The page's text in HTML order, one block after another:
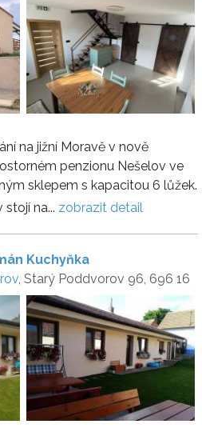
na jižní Moravě v nově
penzionu Nešelov ve
sklepem s kapacitou 6 lůžek.
stojí na... zobrazit detail
Kuchyňka
, Starý Poddvorov 96, 696 16